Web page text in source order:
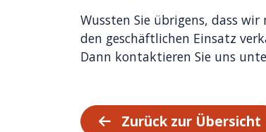
Wussten Sie übrigens, dass
den geschäftlichen Einsatz
Dann kontaktieren Sie uns
Zurück zur Übersicht